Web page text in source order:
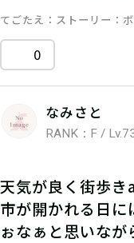
てごたえ ストーリー
0
なみさと
RANK：F /
天気が良く街歩
市が開かれる日に
ぉなぁと思いなが